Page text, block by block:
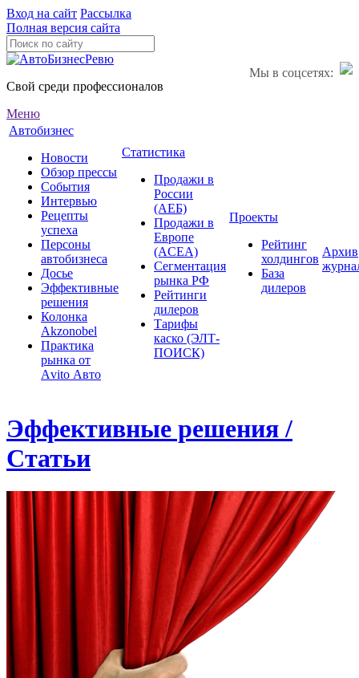
Вход на сайт Рассылка
Полная версия сайта
Мы в соцсетях:
Свой среди профессионалов
Меню
Автобизнес
Новости
Обзор прессы
События
Интервью
Рецепты
успеха
Персоны
автобизнеса
Досье
Эффективные
решения
Колонка
Akzonobel
Практика
рынка от
Аvito Авто
Статистика
Продажи в
России
(АЕБ)
Продажи в
Европе
(ACEA)
Сегментация
рынка РФ
Рейтинги
дилеров
Тарифы
каско (ЭЛТ-
ПОИСК)
Проекты
Рейтинг
холдингов
База
дилеров
Архив
Эффективные решения /
Статьи